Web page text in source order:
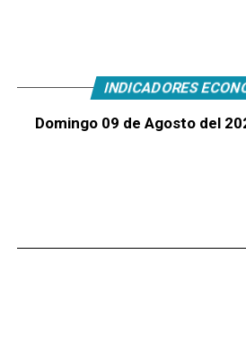
INDICADORES
Domingo 09 de Agosto del